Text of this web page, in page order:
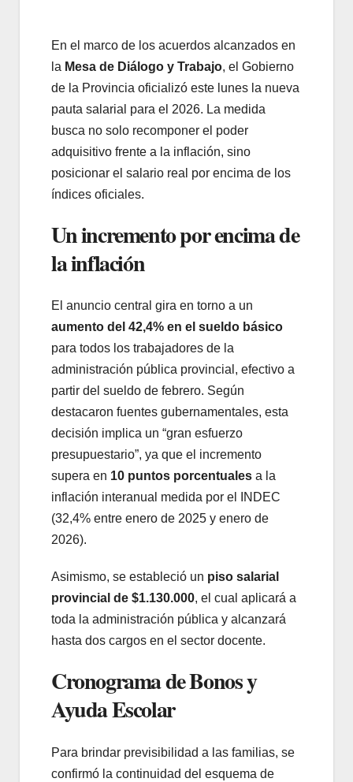
En el marco de los acuerdos alcanzados en
la Mesa de Diálogo y Trabajo, el Gobierno
de la Provincia oficializó este lunes la nueva
pauta salarial para el 2026. La medida
busca no solo recomponer el poder
adquisitivo frente a la inflación, sino
posicionar el salario real por encima de los
índices oficiales.
Un incremento por encima de
la inflación
El anuncio central gira en torno a un
aumento del 42,4% en el sueldo básico
para todos los trabajadores de la
administración pública provincial, efectivo a
partir del sueldo de febrero. Según
destacaron fuentes gubernamentales, esta
decisión implica un “gran esfuerzo
presupuestario”, ya que el incremento
supera en 10 puntos porcentuales a la
inflación interanual medida por el INDEC
(32,4% entre enero de 2025 y enero de
2026).
Asimismo, se estableció un piso salarial
provincial de $1.130.000, el cual aplicará a
toda la administración pública y alcanzará
hasta dos cargos en el sector docente.
Cronograma de Bonos y
Ayuda Escolar
Para brindar previsibilidad a las familias, se
confirmó la continuidad del esquema de